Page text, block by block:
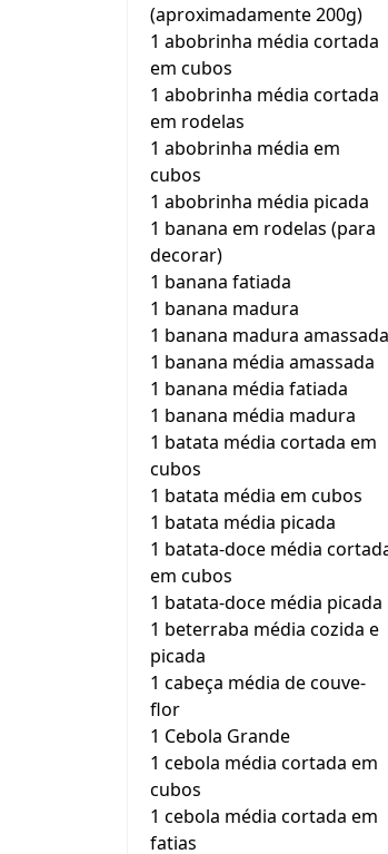
(aproximadamente 200g)
1 abobrinha média cortada
em cubos
1 abobrinha média cortada
em rodelas
1 abobrinha média em
cubos
1 abobrinha média picada
1 banana em rodelas (para
decorar)
1 banana fatiada
1 banana madura
1 banana madura amassada
1 banana média amassada
1 banana média fatiada
1 banana média madura
1 batata média cortada em
cubos
1 batata média em cubos
1 batata média picada
1 batata-doce média
em cubos
1 batata-doce média picada
1 beterraba média cozida e
picada
1 cabeça média de couve-
flor
1 Cebola Grande
1 cebola média cortada em
cubos
1 cebola média cortada em
fatias